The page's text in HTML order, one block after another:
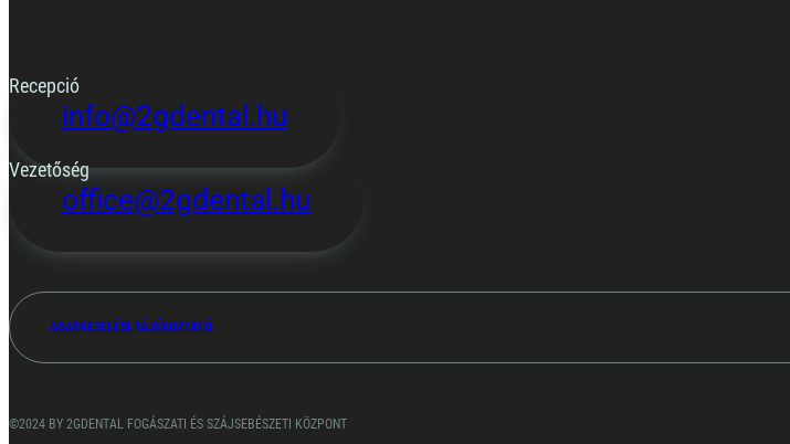
Recepció
info@2gdental.hu
Vezetőség
office@2gdental.hu
ADATKEZELÉSI TÁJÉKOZTATÓ
©2024 BY 2GDENTAL FOGÁSZATI ÉS SZÁJSEBÉSZETI KÖZPONT